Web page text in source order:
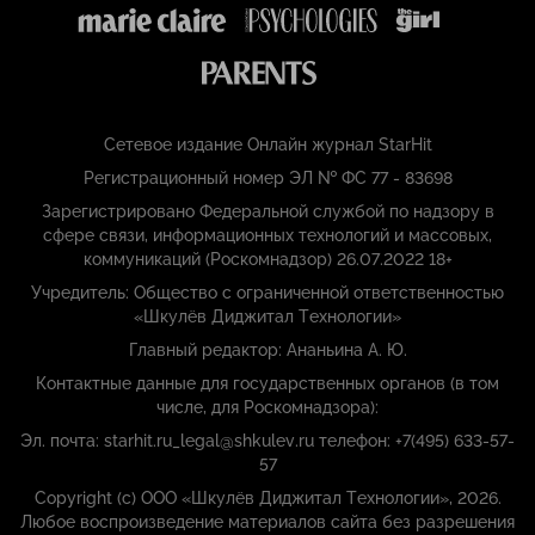
Сетевое издание Онлайн журнал StarHit
Регистрационный номер ЭЛ № ФС 77 - 83698
Зарегистрировано Федеральной службой по надзору в
сфере связи, информационных технологий и массовых,
коммуникаций (Роскомнадзор) 26.07.2022 18+
Учредитель: Общество с ограниченной ответственностью
«Шкулёв Диджитал Технологии»
Главный редактор: Ананьина А. Ю.
Контактные данные для государственных органов (в том
числе, для Роскомнадзора):
Эл. почта: starhit.ru_legal@shkulev.ru телефон: +7(495) 633-57-
57
Copyright (с) ООО «Шкулёв Диджитал Технологии», 2026.
Любое воспроизведение материалов сайта без разрешения